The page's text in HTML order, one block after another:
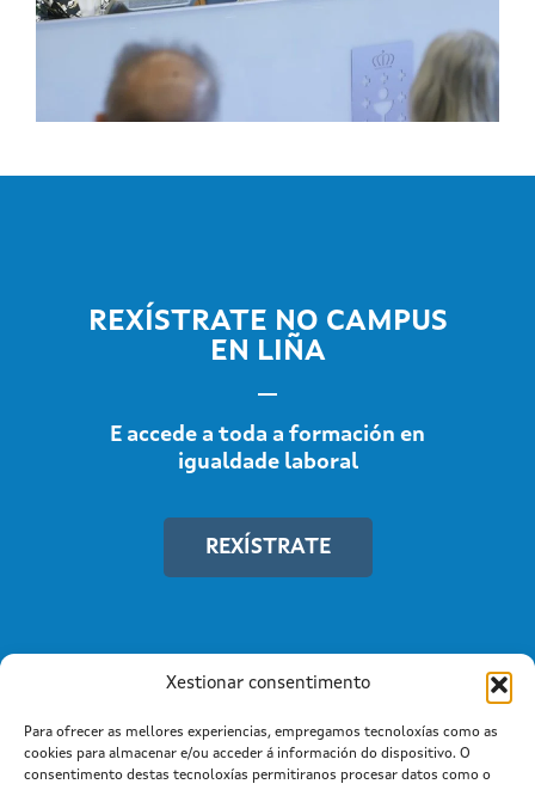
Xestionar consentimento
Para ofrecer as mellores experiencias, empregamos tecnoloxías como as
cookies para almacenar e/ou acceder á información do dispositivo. O
consentimento destas tecnoloxías permitiranos procesar datos como o
REXÍSTRATE NO CAMPUS
EN LIÑA
E accede a toda a formación en
igualdade laboral
REXÍSTRATE